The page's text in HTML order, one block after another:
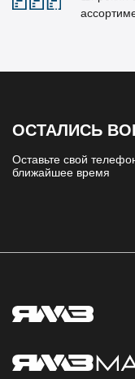
ОСТАЛИСЬ
Оставьте свой
ближайшее время
Контакты